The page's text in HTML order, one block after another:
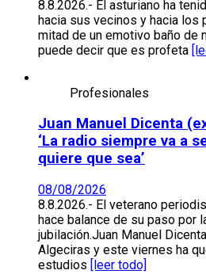
8.8.2026.- El asturiano ha
hacia sus vecinos y hacia los
mitad de un emotivo baño de
puede decir que es profeta
Profesionales
Juan Manuel Dicenta
‘La radio siempre va a
quiere que sea’
08/08/2026
8.8.2026.- El veterano
hace balance de su paso por
jubilación.Juan Manuel
Algeciras y este viernes ha
estudios [leer todo]